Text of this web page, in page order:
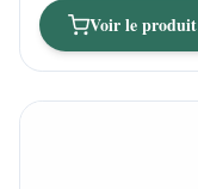
Voir le produit